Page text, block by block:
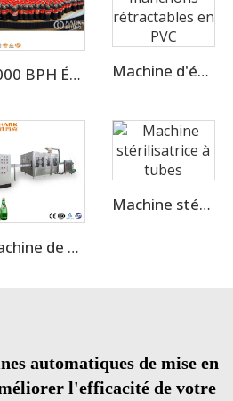
2 000 BPH Équipement de Remplissage pour Boissons Gazéifiées, Sodas et Boissons Soft Machine d'étiquetage à manchons rétractables en PVC
machine de remplissage de bouteilles en verre de 5000 BPH
Machine stérilisatrice à tubes
automatiques de mise en
l'efficacité de votre